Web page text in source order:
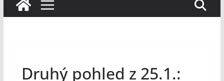
Druhý pohled z 25.1.: